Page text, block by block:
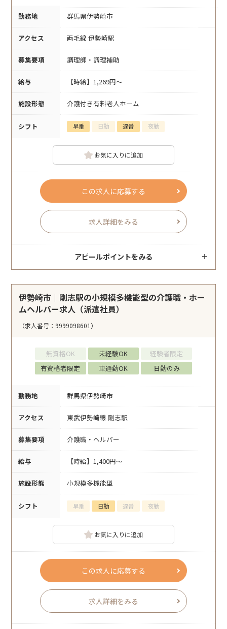
勤務地 群馬県伊勢崎市
アクセス 両毛線 伊勢崎駅
募集要項 調理師・調理補助
給与 【時給】1,269円～
施設形態 介護付き有料老人ホーム
シフト 早番 日勤 遅番 夜勤
お気に入りに追加
この求人に応募する
求人詳細をみる
アピールポイントをみる
伊勢崎市｜剛志駅の小規模多機能型の介護職・ホー
ムヘルパー求人（派遣社員）
（求人番号：9999098601）
無資格OK 未経験OK
経験者限定
有資格者限定
車通勤OK 日勤のみ
勤務地 群馬県伊勢崎市
アクセス 東武伊勢崎線 剛志駅
募集要項 介護職・ヘルパー
給与 【時給】1,400円～
施設形態 小規模多機能型
シフト 早番 日勤 遅番 夜勤
お気に入りに追加
この求人に応募する
求人詳細をみる